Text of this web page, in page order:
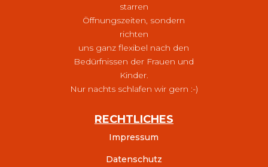
starren
Öffnungszeiten, sondern
richten
uns ganz flexibel nach den
Bedürfnissen der Frauen und
Kinder.
Nur nachts schlafen wir gern :-)
RECHTLICHES
Impressum
Datenschutz